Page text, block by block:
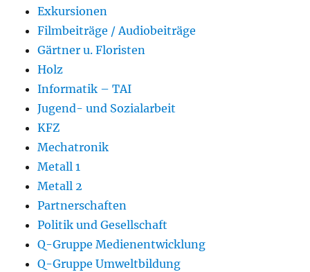
Exkursionen
Filmbeiträge / Audiobeiträge
Gärtner u. Floristen
Holz
Informatik – TAI
Jugend- und Sozialarbeit
KFZ
Mechatronik
Metall 1
Metall 2
Partnerschaften
Politik und Gesellschaft
Q-Gruppe Medienentwicklung
Q-Gruppe Umweltbildung